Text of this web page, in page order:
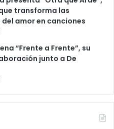
transforma las
amor en canciones
“Frente a Frente”, su
junto a De